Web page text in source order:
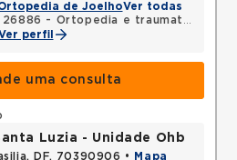
de JoelhoVer todas
26886 - Ortopedia e traumatologia
perfil
uma consulta
Luzia - Unidade Ohb
DF, 70390906 • Mapa